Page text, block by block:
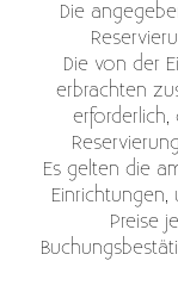
Die
Die von der
erbrachten
Es gelten die
Preise